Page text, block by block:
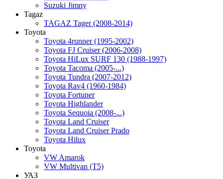
Suzuki Jimny
Tagaz
TAGAZ Tager (2008-2014)
Toyota
Toyota 4runner (1995-2002)
Toyota FJ Cruiser (2006-2008)
Toyota HiLux SURF 130 (1988-1997)
Toyota Tacoma (2005-...)
Toyota Tundra (2007-2012)
Toyota Rav4 (1960-1984)
Toyota Fortuner
Toyota Highlander
Toyota Sequoia (2008-...)
Toyota Land Cruiser
Toyota Land Cruiser Prado
Toyota Hilux
Toyota
VW Amarok
VW Multivan (T5)
УАЗ